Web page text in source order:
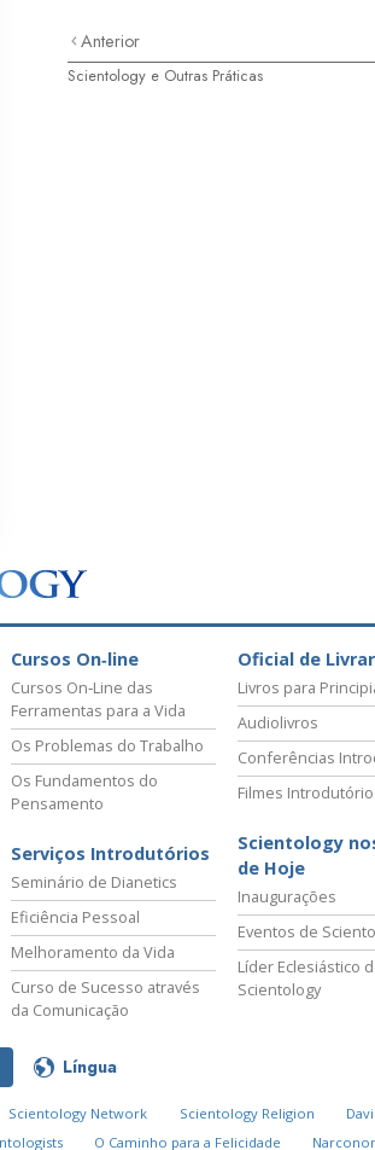
Anterior
Scientology e Outras Práticas
Cursos On‑line
Cursos On‑Line das
Ferramentas para a Vida
Os Problemas do Trabalho
Os Fundamentos do
Pensamento
Serviços Introdutórios
Seminário de Dianetics
Eficiência Pessoal
Melhoramento da Vida
Curso de Sucesso através
da Comunicação
Oficial de
Livros para
Audiolivros
Conferências
Filmes
Scientology
de Hoje
Inaugurações
Eventos de
Líder Eclesiástico
Scientology
Língua
Scientology Network Scientology Religion
O Caminho para a Felicidade